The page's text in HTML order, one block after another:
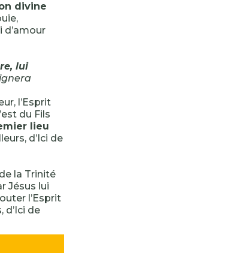
divine
d’amour
lui
l’Esprit
du Fils
lieu
d’Ici de
la Trinité
Jésus lui
l’Esprit
d’Ici de